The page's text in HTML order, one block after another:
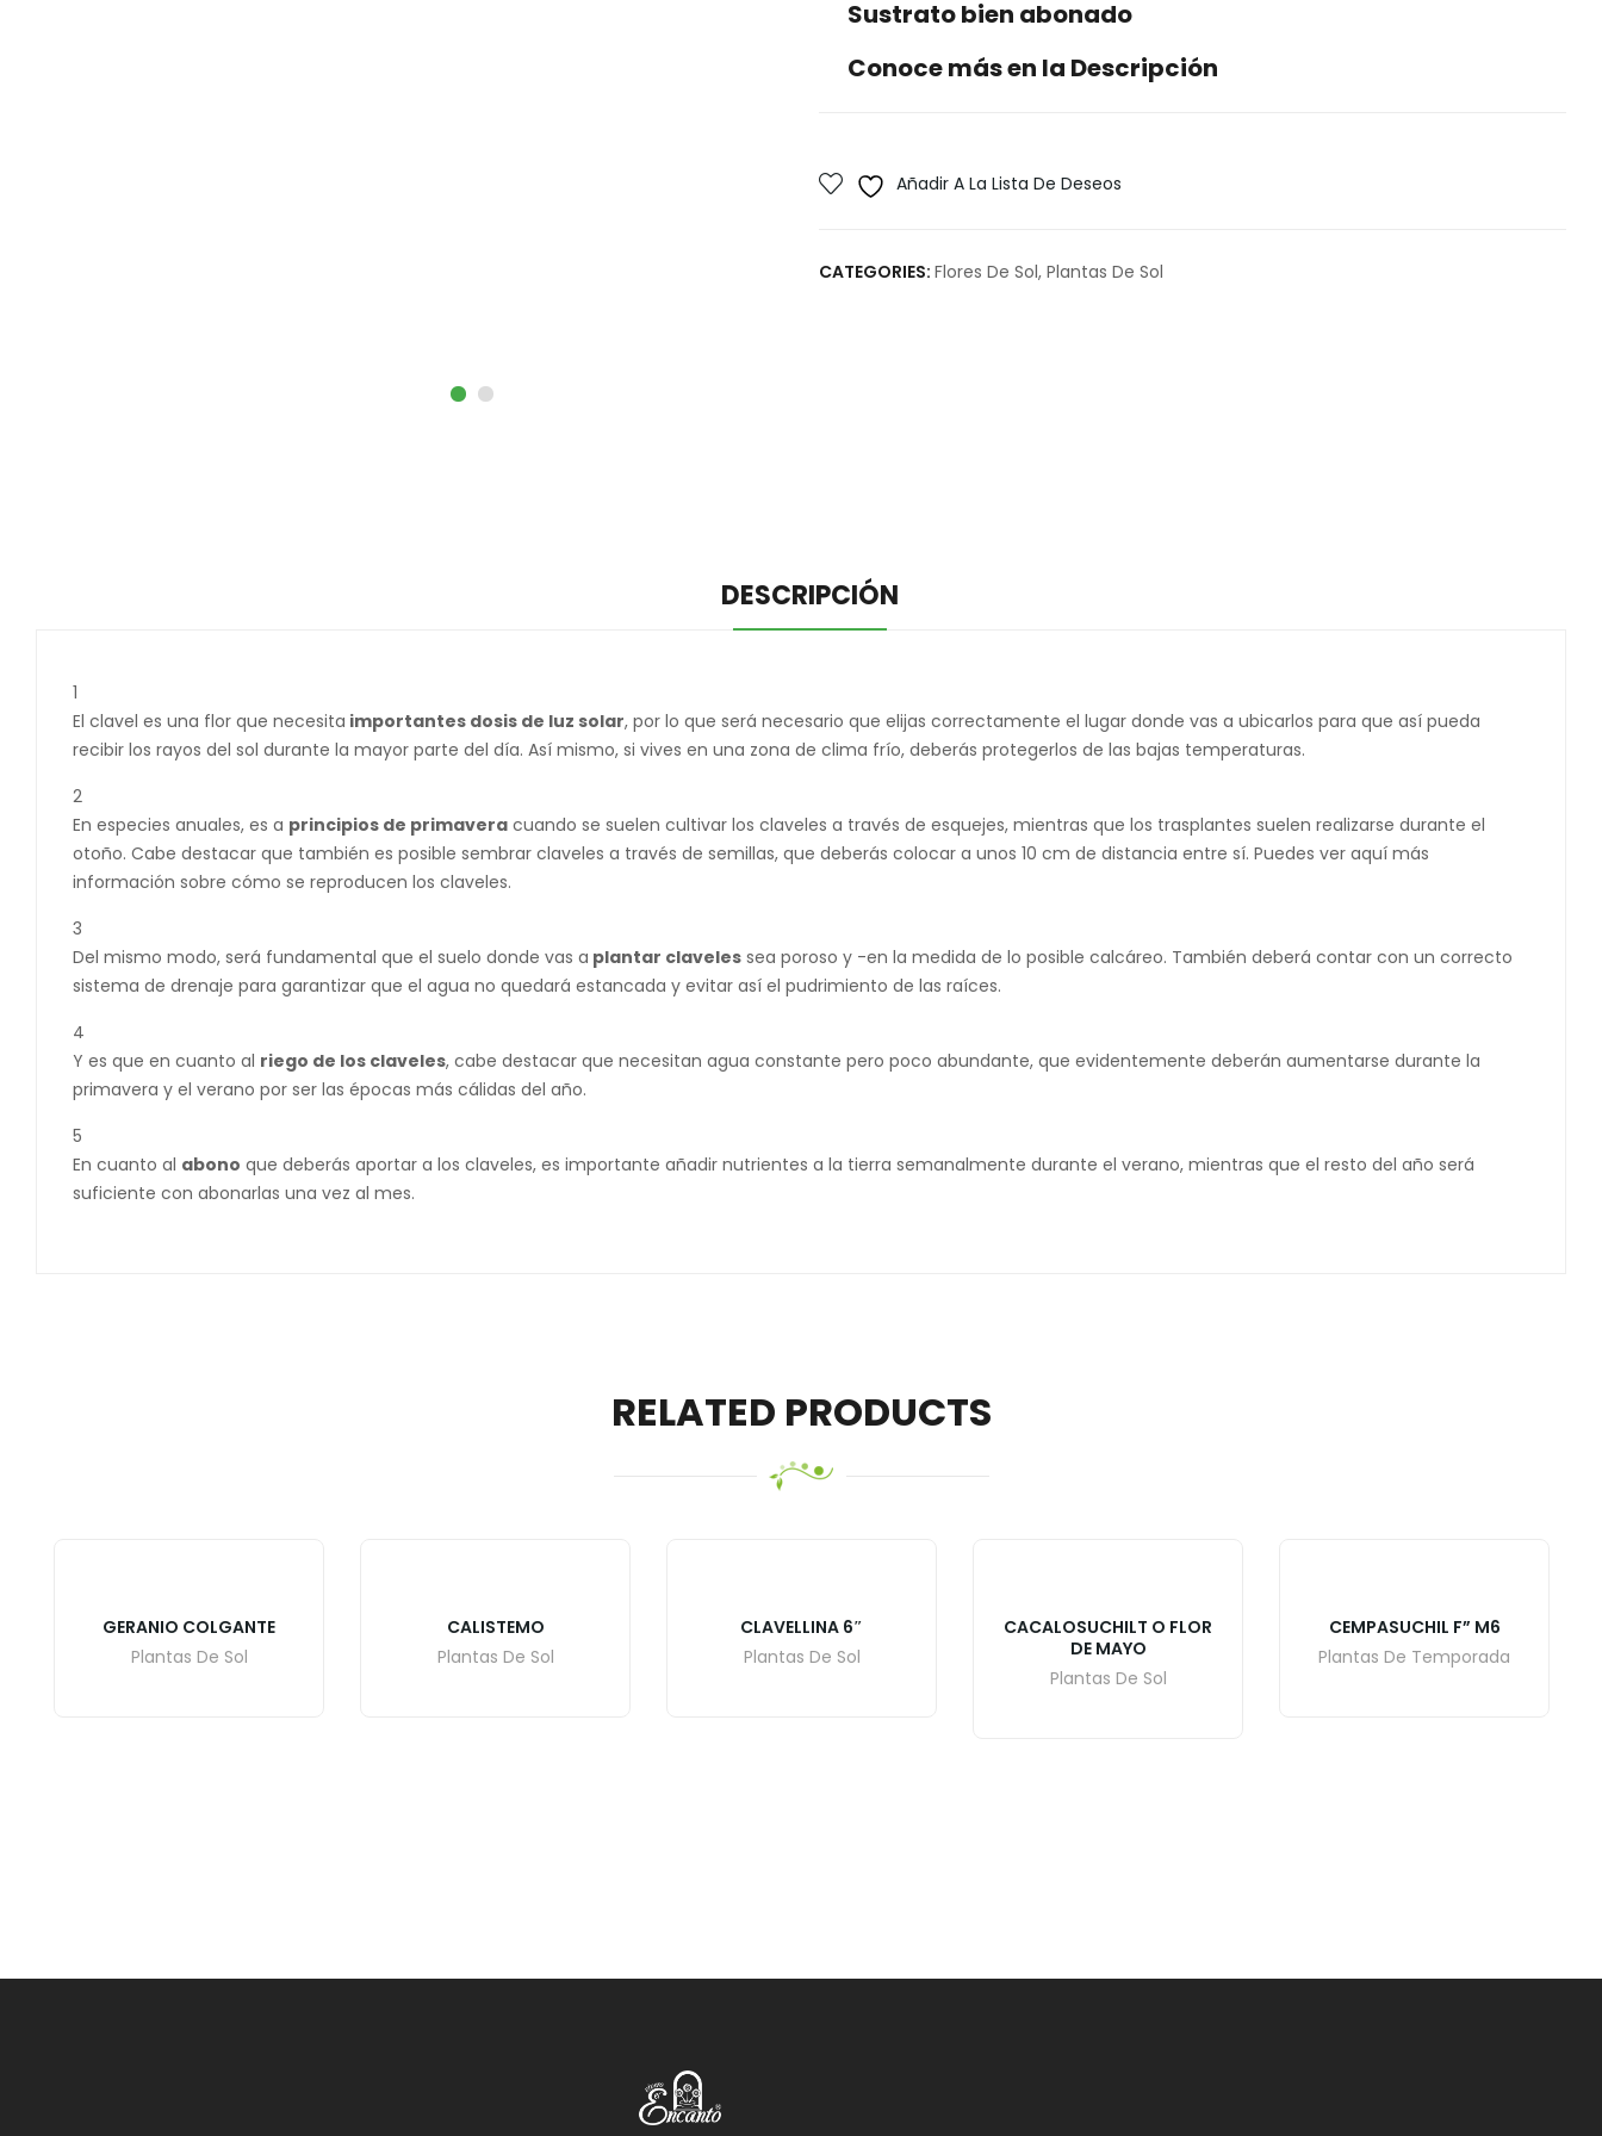
Sustrato bien abonado
Conoce más en la Descripción
Añadir A La Lista De Deseos
CATEGORIES: Flores De Sol, Plantas De Sol
DESCRIPCIÓN
1
El clavel es una flor que necesita importantes dosis de luz solar, por lo que será necesario que elijas correctamente el lugar donde vas a ubicarlos para que así pueda
recibir los rayos del sol durante la mayor parte del día. Así mismo, si vives en una zona de clima frío, deberás protegerlos de las bajas temperaturas.
2
En especies anuales, es a principios de primavera cuando se suelen cultivar los claveles a través de esquejes, mientras que los trasplantes suelen realizarse durante el
otoño. Cabe destacar que también es posible sembrar claveles a través de semillas, que deberás colocar a unos 10 cm de distancia entre sí. Puedes ver aquí más
información sobre cómo se reproducen los claveles.
3
Del mismo modo, será fundamental que el suelo donde vas a plantar claveles sea poroso y -en la medida de lo posible calcáreo. También deberá contar con un correcto
sistema de drenaje para garantizar que el agua no quedará estancada y evitar así el pudrimiento de las raíces.
4
Y es que en cuanto al riego de los claveles, cabe destacar que necesitan agua constante pero poco abundante, que evidentemente deberán aumentarse durante la
primavera y el verano por ser las épocas más cálidas del año.
5
En cuanto al abono que deberás aportar a los claveles, es importante añadir nutrientes a la tierra semanalmente durante el verano, mientras que el resto del año será
suficiente con abonarlas una vez al mes.
RELATED PRODUCTS
GERANIO COLGANTE
Plantas De Sol
CALISTEMO
Plantas De Sol
CLAVELLINA 6″
Plantas De Sol
CACALOSUCHILT O FLOR
DE MAYO
Plantas De Sol
CEMPASUCHIL F” M6
Plantas De Temporada